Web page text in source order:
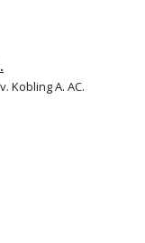
Kobling A. AC.